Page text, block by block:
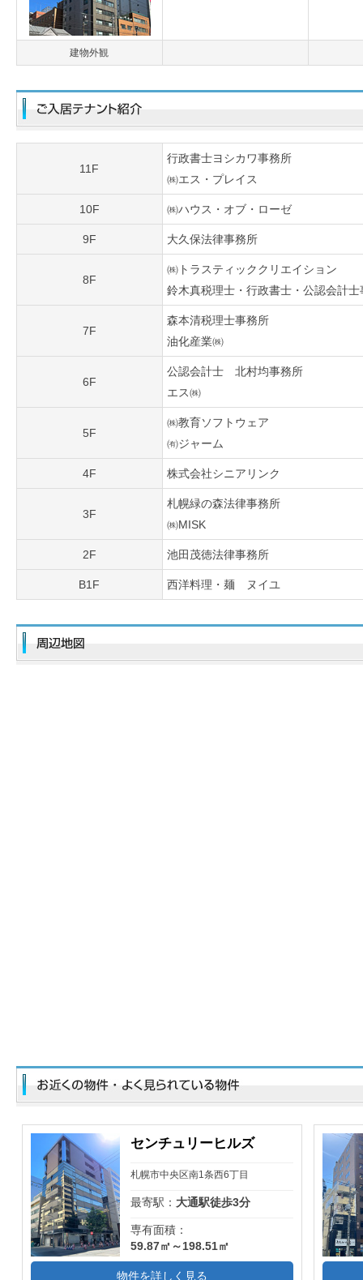
建物外観
11F
行政書士ヨシカワ事務所
㈱エス・プレイス
10F ㈱ハウス・オブ・ローゼ
9F 大久保法律事務所
8F
㈱トラスティッククリエイション
鈴木真税理士・行政書士・公認会計士
7F
森本清税理士事務所
油化産業㈱
6F
公認会計士 北村均事務所
エス㈱
5F
㈱教育ソフトウェア
㈲ジャーム
4F 株式会社シニアリンク
3F
札幌緑の森法律事務所
㈱MISK
2F 池田茂徳法律事務所
B1F 西洋料理・麺 ヌイユ
センチュリーヒルズ
札幌市中央区南1条西6丁目
最寄駅： 大通駅徒歩3分
専有面積：
59.87㎡～198.51㎡
物件を詳しく見る